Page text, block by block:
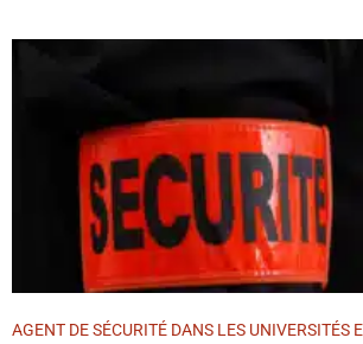
AGENT DE SÉCURITÉ DANS LES UNIVERSITÉS